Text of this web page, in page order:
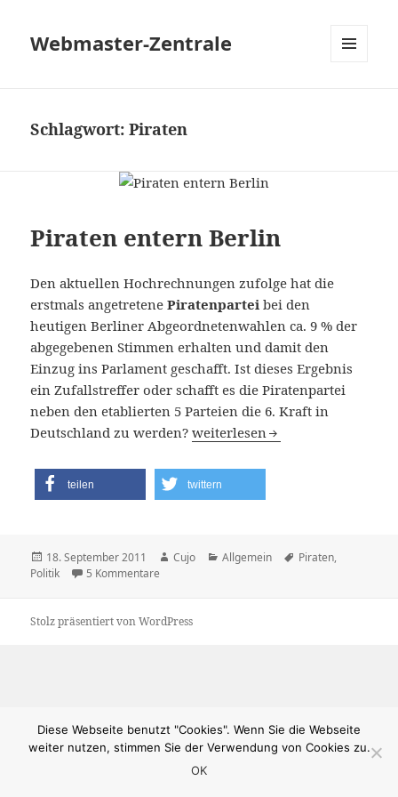
Webmaster-Zentrale
Schlagwort:Piraten
Piraten entern Berlin
Den aktuellen Hochrechnungen zufolge hat die
erstmals angetretenePiratenpartei bei den
heutigen Berliner Abgeordnetenwahlen ca. 9 % der
abgegebenen Stimmen erhalten und damit den
Einzug ins Parlament geschafft. Ist dieses Ergebnis
ein Zufallstreffer oder schafft es die Piratenpartei
neben den etablierten 5 Parteien die 6. Kraft in
Deutschland zu werden?Piraten entern Berlin
weiterlesen
teilen twittern
Veröffentlicht
am
18. September 2011 Autor
Cujo Kategorien
Allgemein Schlagwörter
Piraten,
Politik
5 Kommentare
Stolz präsentiert von WordPress
Diese Webseite benutzt "Cookies". Wenn Sie die Webseite
weiter nutzen, stimmen Sie der Verwendung von Cookies zu.
OK